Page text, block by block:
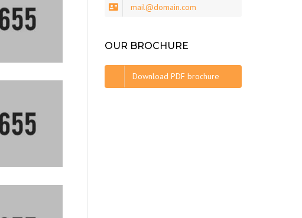
mail@domain.com
OUR BROCHURE
Download PDF brochure